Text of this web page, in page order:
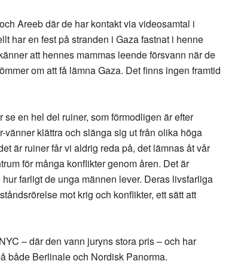
Areeb där de har kontakt via videosamtal i
har en fest på stranden i Gaza fastnat i henne
att hennes mammas leende försvann när de
om att få lämna Gaza. Det finns ingen framtid
en hel del ruiner, som förmodligen är efter
klättra och slänga sig ut från olika höga
är ruiner får vi aldrig reda på, det lämnas åt vår
för många konflikter genom åren. Det är
farligt de unga männen lever. Deras livsfarliga
mot krig och konflikter, ett sätt att
– där den vann juryns stora pris – och har
både Berlinale och Nordisk Panorma.